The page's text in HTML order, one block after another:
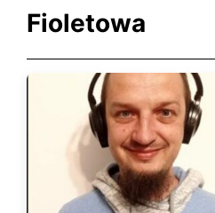
Fioletowa